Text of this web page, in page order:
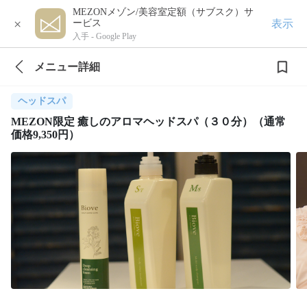
×
MEZONメゾン/美容室定額（サブスク）サ
ービス
入手 - Google Play
表示
メニュー詳細
ヘッドスパ
MEZON限定 癒しのアロマヘッドスパ（３０分）（通常
価格9,350円）